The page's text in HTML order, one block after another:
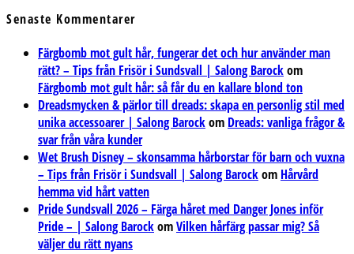
Senaste Kommentarer
Färgbomb mot gult hår, fungerar det och hur använder man
rätt? – Tips från Frisör i Sundsvall | Salong Barockom
Färgbomb mot gult hår: så får du en kallare blond ton
Dreadsmycken & pärlor till dreads: skapa en personlig stil med
unika accessoarer | Salong Barockom Dreads: vanliga frågor &
svar från våra kunder
Wet Brush Disney – skonsamma hårborstar för barn och vuxna
– Tips från Frisör i Sundsvall | Salong Barockom Hårvård
hemma vid hårt vatten
Pride Sundsvall 2026 – Färga håret med Danger Jones inför
Pride – | Salong BarockomVilken hårfärg passar mig? Så
väljer du rätt nyans